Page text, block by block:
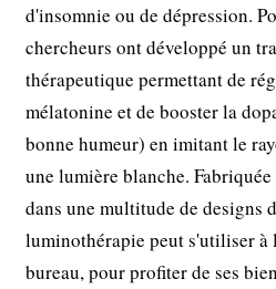
d'insomnie ou de dépression.
chercheurs ont développé un
thérapeutique permettant de
mélatonine et de booster la
bonne humeur) en imitant le
une lumière blanche.
dans une multitude de designs
luminothérapie peut s'utiliser à
bureau, pour profiter de ses